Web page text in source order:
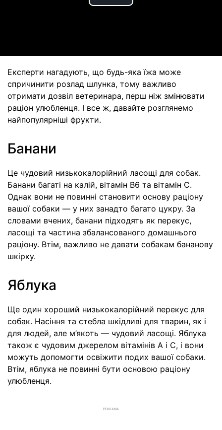
Play
Експерти нагадують, що будь-яка їжа може
спричинити розлад шлунка, тому важливо
отримати дозвіл ветеринара, перш ніж змінювати
раціон улюбленця. І все ж, давайте розглянемо
найпопулярніші фрукти.
Банани
Це чудовий низькокалорійний ласощі для собак.
Банани багаті на калій, вітамін B6 та вітамін C.
Однак вони не повинні становити основу раціону
вашої собаки — у них занадто багато цукру. За
словами вчених, банани підходять як перекус,
ласощі та частина збалансованого домашнього
раціону. Втім, важливо не давати собакам бананову
шкірку.
Яблука
Ще один хороший низькокалорійний перекус для
собак. Насіння та стебла шкідливі для тварин, як і
для людей, але м’якоть — чудовий ласощі. Яблука
також є чудовим джерелом вітамінів А і С, і вони
можуть допомогти освіжити подих вашої собаки.
Втім, яблука не повинні бути основою раціону
улюбленця.
РЕКЛАМА